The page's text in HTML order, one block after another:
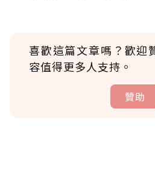
喜歡這篇文章嗎？歡迎
容值得更多人支持。
贊助